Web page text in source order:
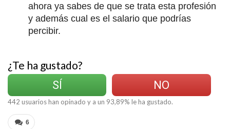
ahora ya sabes de que se trata esta profesión
y además cual es el salario que podrías
percibir.
¿Te ha gustado?
SÍ
NO
442 usuarios han opinado y a un 93,89% le ha gustado.
6